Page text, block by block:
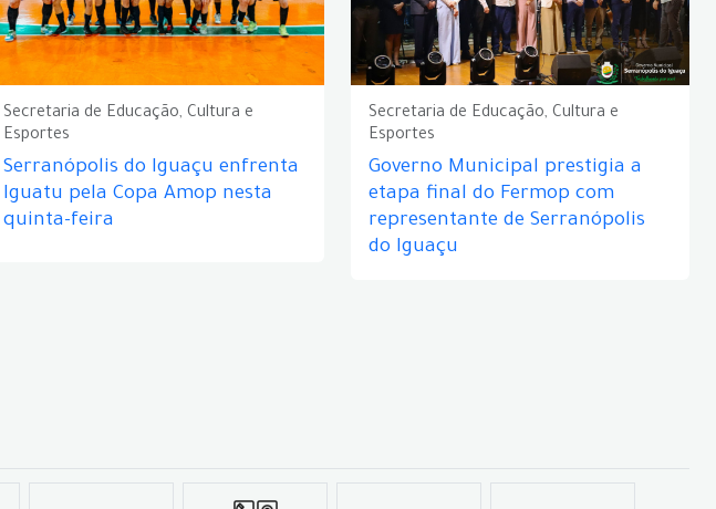
Secretaria de Educação, Cultura e
Esportes
Serranópolis do Iguaçu enfrenta
Iguatu pela Copa Amop nesta
quinta-feira
Secretaria de Educação, Cultura e
Esportes
Governo Municipal prestigia a
etapa final do Fermop com
representante de Serranópolis
do Iguaçu